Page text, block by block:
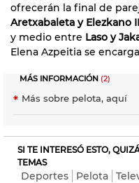
ofrecerán la final de
Aretxabaleta y Elezkano
y medio entre Laso y
Elena Azpeitia se
MÁS INFORMACIÓN (2)
Más sobre pelota, aquí
SI TE INTERESÓ ESTO,
TEMAS
Deportes Pelota